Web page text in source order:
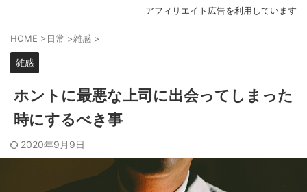
アフィリエイト広告を利用しています
HOME >日常 >雑感 >
雑感
ホントに最悪な上司に出会ってしまった
時にするべき事
2020年9月9日